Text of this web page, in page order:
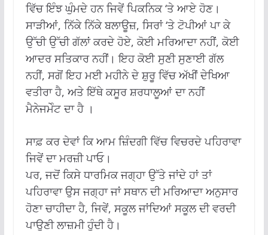
ਵਿੱਚ ਇੰਝ ਘੁੰਮਦੇ ਹਨ ਜਿਵੇਂ ਪਿਕਨਿਕ ‘ਤੇ ਆਏ ਹੋਣ।
ਸਾੜੀਆਂ, ਨਿੱਕੇ ਨਿੱਕੇ ਬਲਾਊਜ਼, ਸਿਰਾਂ ‘ਤੇ ਟੋਪੀਆਂ ਪਾ ਕੇ
ਉੱਚੀ ਉੱਚੀ ਗੱਲਾਂ ਕਰਦੇ ਹੋਏ, ਕੋਈ ਮਰਿਆਦਾ ਨਹੀਂ, ਕੋਈ
ਆਦਰ ਸਤਿਕਾਰ ਨਹੀਂ। ਇਹ ਕੋਈ ਸੁਣੀ ਸੁਣਾਈ ਗੱਲ
ਨਹੀਂ, ਸਗੋਂ ਇਹ ਮਈ ਮਹੀਨੇ ਦੇ ਸ਼ੁਰੂ ਵਿੱਚ ਅੱਖੀਂ ਦੇਖਿਆ
ਵਤੀਰਾ ਹੈ, ਅਤੇ ਇੱਥੇ ਕਸੂਰ ਸ਼ਰਧਾਲੂਆਂ ਦਾ ਨਹੀਂ
ਮੈਨੇਜਮੇੰਟ ਦਾ ਹੈ ।
ਸਾਫ਼ ਕਰ ਦੇਵਾਂ ਕਿ ਆਮ ਜ਼ਿੰਦਗੀ ਵਿੱਚ ਵਿਚਰਦੇ ਪਹਿਰਾਵਾ
ਜਿਵੇਂ ਦਾ ਮਰਜ਼ੀ ਪਾਓ।
ਪਰ, ਜਦੋਂ ਕਿਸੇ ਧਾਰਮਿਕ ਜਗ੍ਹਾ ਉੱਤੇ ਜਾਂਦੇ ਹਾਂ ਤਾਂ
ਪਹਿਰਾਵਾ ਉਸ ਜਗ੍ਹਾ ਜਾਂ ਸਥਾਨ ਦੀ ਮਰਿਆਦਾ ਅਨੁਸਾਰ
ਹੋਣਾ ਚਾਹੀਦਾ ਹੈ, ਜਿਵੇਂ, ਸਕੂਲ ਜਾਂਦਿਆਂ ਸਕੂਲ ਦੀ ਵਰਦੀ
ਪਾਉਣੀ ਲਾਜ਼ਮੀ ਹੁੰਦੀ ਹੈ।